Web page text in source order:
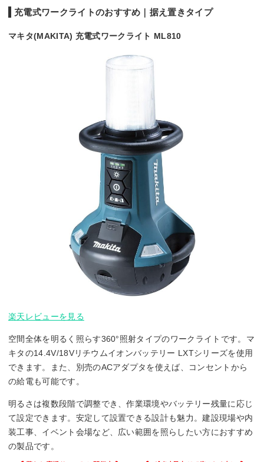
充電式ワークライトのおすすめ｜据え置きタイプ
マキタ(MAKITA) 充電式ワークライト ML810
楽天レビューを見る
空間全体を明るく照らす360°照射タイプのワークライトです。マ
キタの14.4V/18Vリチウムイオンバッテリー LXTシリーズを使用
できます。また、別売のACアダプタを使えば、コンセントから
の給電も可能です。
明るさは複数段階で調整でき、作業環境やバッテリー残量に応じ
て設定できます。安定して設置できる設計も魅力。建設現場や内
装工事、イベント会場など、広い範囲を照らしたい方におすすめ
の製品です。